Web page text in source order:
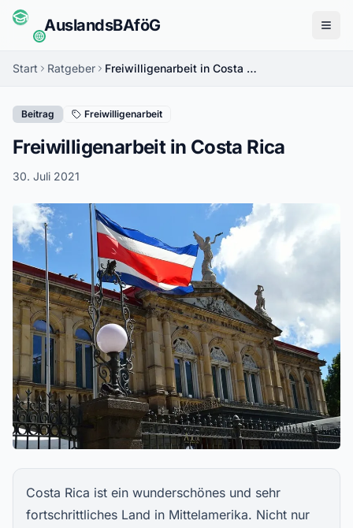
AuslandsBAföG
Start Ratgeber Freiwilligenarbeit in Costa Rica
Beitrag Freiwilligenarbeit
Freiwilligenarbeit in Costa Rica
30. Juli 2021
Costa Rica ist ein wunderschönes und sehr
fortschrittliches Land in Mittelamerika. Nicht nur